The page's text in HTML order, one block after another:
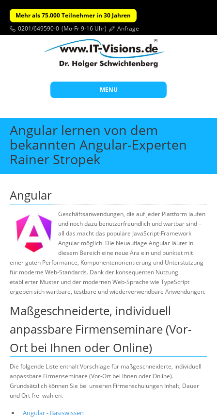
Mehr als 75.000 Teilnehmer in 30 Jahren
0201/649590-0 (Mo-Fr 9-16 Uhr) Anfrage
MENU
Start
Themen
Beratung
Wissen
Über uns
Suche
Angular lernen von dem
bekannten Angular-Experten
Rainer Stropek
Angular
Geschäftsanwendungen, die auf jeder Plattform laufen
und noch dazu benutzerfreundlich und wartbar sind –
all das macht das populäre JavaScript-Framework
Angular möglich. Die Neuauflage Angular läutet in
diesem Bereich eine neue Ära ein und punktet mit
einer guten Performance, Komponentenorientierung und Unterstützung
für moderne Web-Standards. Dank der konsequenten Nutzung
etablierter Muster und der modernen Web-Sprache wie TypeScript
ergeben sich wartbare, testbare und wiederverwendbare Anwendungen.
Maßgeschneiderte, individuell
anpassbare Firmenseminare (Vor-
Ort bei Ihnen oder Online)
Die folgende Liste enthält Vorschläge für maßgeschneiderte, individuell
anpassbare Firmenseminare (Vor-Ort bei Ihnen oder Online).
Grundsätzlich können Sie bei unseren Firmenschulungen Inhalt, Dauer
und Ort frei wählen.
Angular - Basiswissen